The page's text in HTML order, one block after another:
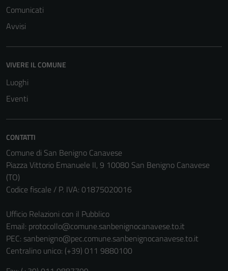
Comunicati
Avvisi
VIVERE IL COMUNE
Luoghi
Eventi
CONTATTI
Comune di San Benigno Canavese
Piazza Vittorio Emanuele II, 9 10080 San Benigno Canavese
(TO)
Codice fiscale / P. IVA: 01875020016
Ufficio Relazioni con il Pubblico
Email: protocollo@comune.sanbenignocanavese.to.it
PEC: sanbenigno@pec.comune.sanbenignocanavese.to.it
Centralino unico: (+39) 011 9880100